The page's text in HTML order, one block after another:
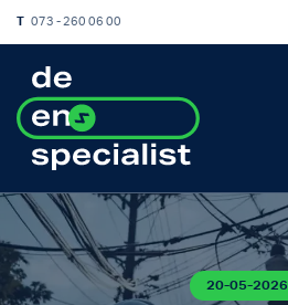
073 - 260 06 00
20-05-2026